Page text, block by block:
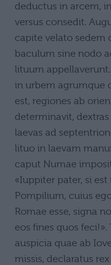
deductus in arcem,
versus consedit.
capite velato sedem
baculum sine nodo
lituum
in urbem agrumque
est, regiones ab
determinavit,
laevas ad
lituo in laevam
caput Numae
«Iuppiter pater, si
Pompilium, cuius
Romae esse, signa
eos fines quos
auspicia quae ab
missis, declaratus